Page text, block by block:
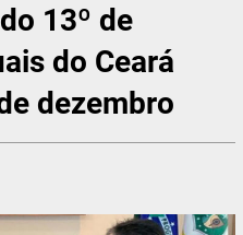
13º de
do Ceará
dezembro